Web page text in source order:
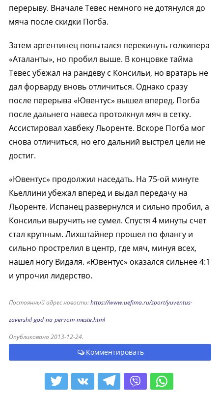
перерыву. Вначале Тевес немного не дотянулся до
мяча после скидки Погба.
Затем аргентинец попытался перекинуть голкипера
«Аталанты», но пробил выше. В концовке тайма
Тевес убежал на рандеву с Консильи, но вратарь не
дал форварду вновь отличиться. Однако сразу
после перерыва «Ювентус» вышел вперед. Погба
после дальнего навеса протолкнул мяч в сетку.
Ассистировал хавбеку Льоренте. Вскоре Погба мог
снова отличиться, но его дальний выстрел цели не
достиг.
«Ювентус» продолжил наседать. На 75-ой минуте
Кьеллини убежал вперед и выдал передачу на
Льоренте. Испанец развернулся и сильно пробил, а
Консильи выручить не сумел. Спустя 4 минуты счет
стал крупным. Лихштайнер прошел по флангу и
сильно прострелил в центр, где мяч, минуя всех,
нашел ногу Видаля. «Ювентус» оказался сильнее 4:1
и упрочил лидерство.
Постоянный адрес новости:https://www.uefima.ru/sport/yuventus-
zavershil-god-na-pervom-meste.html
Опубликовано 2013-12-24.
Комментировать